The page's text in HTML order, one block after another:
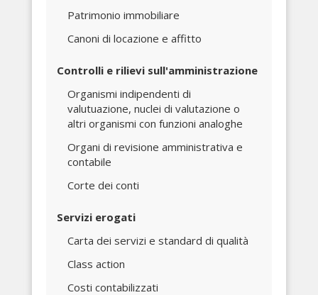
Patrimonio immobiliare
Canoni di locazione e affitto
Controlli e rilievi sull'amministrazione
Organismi indipendenti di
valutuazione, nuclei di valutazione o
altri organismi con funzioni analoghe
Organi di revisione amministrativa e
contabile
Corte dei conti
Servizi erogati
Carta dei servizi e standard di qualità
Class action
Costi contabilizzati